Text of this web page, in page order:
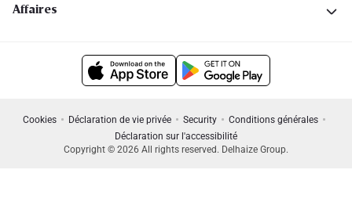
Affaires
Cookies Déclaration de vie privée Security
Conditions générales
Déclaration sur l'accessibilité
Copyright © 2026 All rights reserved. Delhaize Group.